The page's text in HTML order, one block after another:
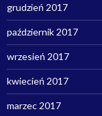
grudzień 2017
październik 2017
wrzesień 2017
kwiecień 2017
marzec 2017